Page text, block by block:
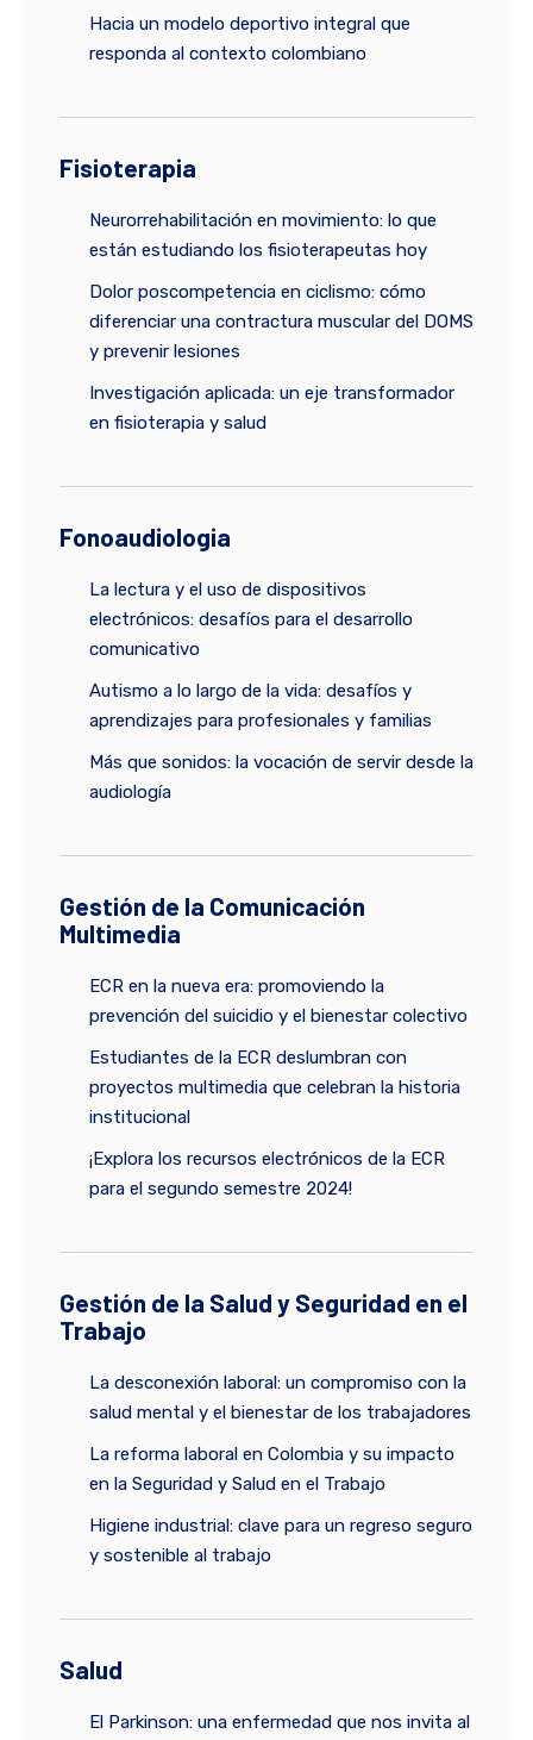
Hacia un modelo deportivo integral que
responda al contexto colombiano
Fisioterapia
Neurorrehabilitación en movimiento: lo que
están estudiando los fisioterapeutas hoy
Dolor poscompetencia en ciclismo: cómo
diferenciar una contractura muscular del DOMS
y prevenir lesiones
Investigación aplicada: un eje transformador
en fisioterapia y salud
Fonoaudiologia
La lectura y el uso de dispositivos
electrónicos: desafíos para el desarrollo
comunicativo
Autismo a lo largo de la vida: desafíos y
aprendizajes para profesionales y familias
Más que sonidos: la vocación de servir desde la
audiología
Gestión de la Comunicación
Multimedia
ECR en la nueva era: promoviendo la
prevención del suicidio y el bienestar colectivo
Estudiantes de la ECR deslumbran con
proyectos multimedia que celebran la historia
institucional
¡Explora los recursos electrónicos de la ECR
para el segundo semestre 2024!
Gestión de la Salud y Seguridad en el
Trabajo
La desconexión laboral: un compromiso con la
salud mental y el bienestar de los trabajadores
La reforma laboral en Colombia y su impacto
en la Seguridad y Salud en el Trabajo
Higiene industrial: clave para un regreso seguro
y sostenible al trabajo
Salud
El Parkinson: una enfermedad que nos invita al